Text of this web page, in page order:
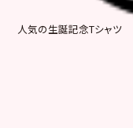
人気の生誕記念Tシャツ